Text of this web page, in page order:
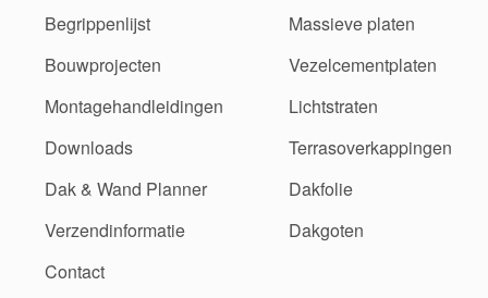
Begrippenlijst
Bouwprojecten
Montagehandleidingen
Downloads
Dak & Wand Planner
Verzendinformatie
Contact
Massieve platen
Vezelcementplaten
Lichtstraten
Terrasoverkappingen
Dakfolie
Dakgoten